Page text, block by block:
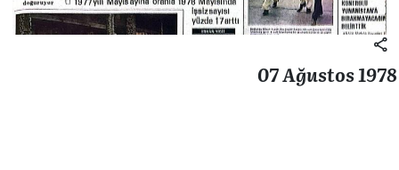
07 Ağustos 1978